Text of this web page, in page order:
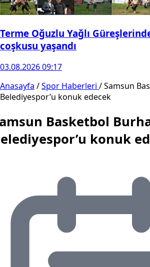
Terme Oğuzlu Yağlı
coşkusu yaşandı
03.08.2026 09:17
Anasayfa /Spor Haberleri /Samsun
Belediyespor’u konuk edecek
Basketbol
konuk